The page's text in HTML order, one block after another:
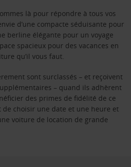
là pour répondre à tous vos
d’une compacte séduisante pour
berline élégante pour un voyage
spacieux pour des vacances en
qu’il vous faut.
sont surclassés – et reçoivent
– quand ils adhèrent
des primes de fidélité de ce
choisir une date et une heure et
voiture de location de grande